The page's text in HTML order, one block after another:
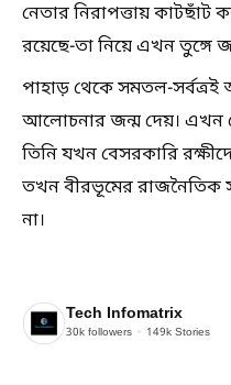
নেতার নিরাপত্তায়
রয়েছে-তা নিয়ে এখন তুঙ্গে
পাহাড় থেকে সমতল-সর্বত্রই
আলোচনার জন্ম দেয়। এখন
তিনি যখন বেসরকারি
তখন বীরভূমের রাজনৈতিক
না।
Tech Infomatrix
30k followers 149k Stories